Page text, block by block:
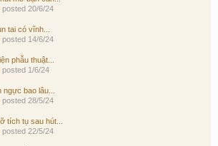
posted 20/6/24
tai có vĩnh...
posted 14/6/24
phẫu thuật...
posted 1/6/24
bao lâu...
posted 28/5/24
tích tụ sau hút...
posted 22/5/24